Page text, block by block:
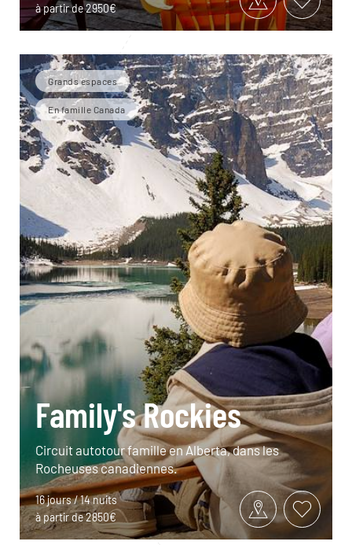
à partir de 2950€
Grands espaces
En famille Canada
Family's Rockies
Circuit autotour famille en Alberta, dans les
Rocheuses canadiennes.
16 jours / 14 nuits
à partir de 2850€